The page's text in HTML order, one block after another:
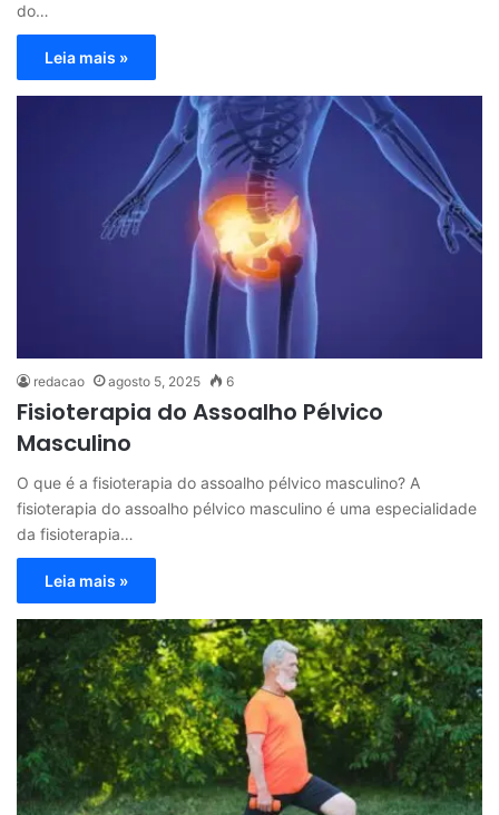
do…
Leia mais »
redacao agosto 5, 2025 6
Fisioterapia do Assoalho Pélvico
Masculino
O que é a fisioterapia do assoalho pélvico masculino? A
fisioterapia do assoalho pélvico masculino é uma especialidade
da fisioterapia…
Leia mais »